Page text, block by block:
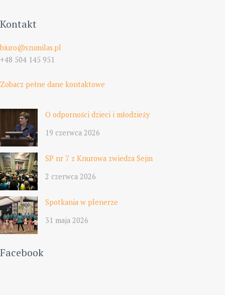
Kontakt
biuro@szumilas.pl
+48 504 145 951
Zobacz pełne dane kontaktowe
O odporności dzieci i młodzieży
19 czerwca 2026
SP nr 7 z Knurowa zwiedza Sejm
2 czerwca 2026
Spotkania w plenerze
31 maja 2026
Facebook